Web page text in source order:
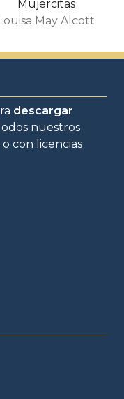
Mujercitas
May Alcott
descargar
nuestros
con licencias